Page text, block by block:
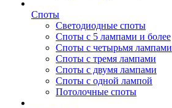
Споты
Светодиодные споты
Споты с 5 лампами и более
Споты с четырьмя лампами
Споты с тремя лампами
Споты с двумя лампами
Споты с одной лампой
Потолочные споты